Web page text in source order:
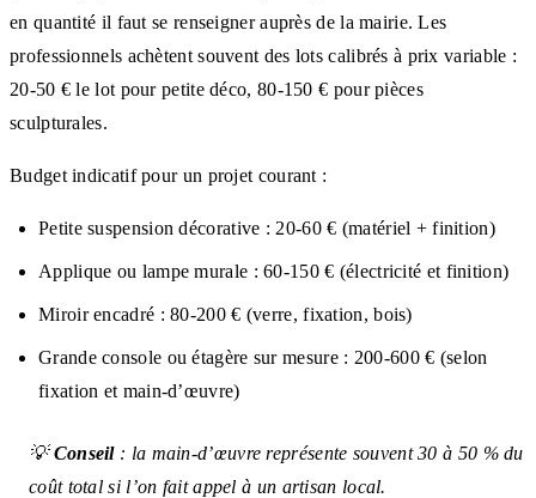
en quantité il faut se renseigner auprès de la mairie. Les
professionnels achètent souvent des lots calibrés à prix variable :
20-50 € le lot pour petite déco, 80-150 € pour pièces
sculpturales.
Budget indicatif pour un projet courant :
Petite suspension décorative : 20-60 € (matériel + finition)
Applique ou lampe murale : 60-150 € (électricité et finition)
Miroir encadré : 80-200 € (verre, fixation, bois)
Grande console ou étagère sur mesure : 200-600 € (selon
fixation et main-d’œuvre)
💡Conseil: la main-d’œuvre représente souvent 30 à 50 % du
coût total si l’on fait appel à un artisan local.